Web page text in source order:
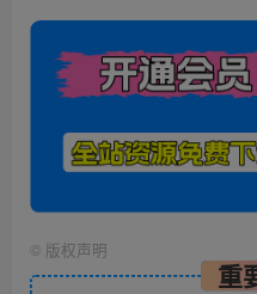
© 版权声明
重